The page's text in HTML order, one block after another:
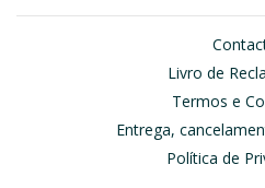
Livro de
Termos e
Entrega,
Política de